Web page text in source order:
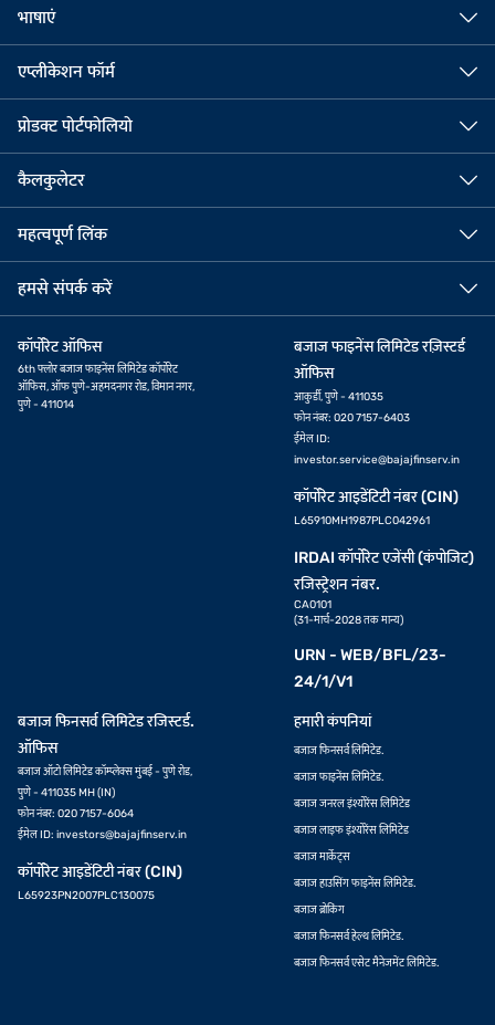
भाषाएं
एप्लीकेशन फॉर्म
प्रोडक्ट पोर्टफोलियो
कैलकुलेटर
महत्वपूर्ण लिंक
हमसे संपर्क करें
कॉर्पोरेट ऑफिस
6th फ्लोर बजाज फाइनेंस लिमिटेड कॉर्पोरेट
ऑफिस, ऑफ पुणे-अहमदनगर रोड, विमान नगर,
पुणे - 411014
बजाज फाइनेंस लिमिटेड रज़िस्टर्ड
ऑफिस
आकुर्डी, पुणे - 411035
फोन नंबर: 020 7157-6403
ईमेल ID:
investor.service@bajajfinserv.in
कॉर्पोरेट आइडेंटिटी नंबर (CIN)
L65910MH1987PLC042961
IRDAI कॉर्पोरेट एजेंसी (कंपोजिट)
रजिस्ट्रेशन नंबर.
CA0101
(31-मार्च-2028 तक मान्य)
URN - WEB/BFL/23-
24/1/V1
बजाज फिनसर्व लिमिटेड रजिस्टर्ड.
ऑफिस
बजाज ऑटो लिमिटेड कॉम्प्लेक्स मुंबई - पुणे रोड,
पुणे - 411035 MH (IN)
फोन नंबर: 020 7157-6064
ईमेल ID: investors@bajajfinserv.in
कॉर्पोरेट आइडेंटिटी नंबर (CIN)
L65923PN2007PLC130075
हमारी कंपनियां
बजाज फिनसर्व लिमिटेड.
बजाज फाइनेंस लिमिटेड.
बजाज जनरल इंश्योरेंस लिमिटेड
बजाज लाइफ इंश्योरेंस लिमिटेड
बजाज मार्केट्स
बजाज हाउसिंग फाइनेंस लिमिटेड.
बजाज ब्रोकिंग
बजाज फिनसर्व हेल्थ लिमिटेड.
बजाज फिनसर्व एसेट मैनेजमेंट लिमिटेड.